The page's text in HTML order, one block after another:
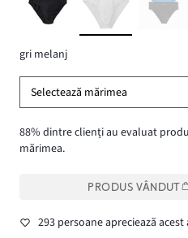
gri melanj
Selectează mărimea
88% dintre clienți au evaluat
mărimea.
PRODUS VÂNDUT
293 persoane apreciează